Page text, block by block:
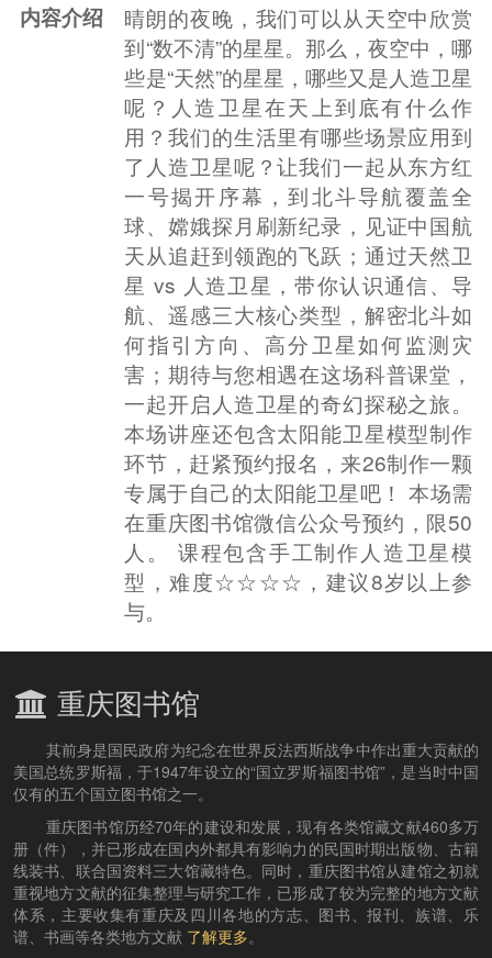
内容介绍
晴朗的夜晚，我们可以从天空中欣赏
到“数不清”的星星。那么，夜空中，哪
些是“天然”的星星，哪些又是人造卫星
呢？人造卫星在天上到底有什么作
用？我们的生活里有哪些场景应用到
了人造卫星呢？让我们一起从东方红
一号揭开序幕，到北斗导航覆盖全
球、嫦娥探月刷新纪录，见证中国航
天从追赶到领跑的飞跃；通过天然卫
星 vs 人造卫星，带你认识通信、导
航、遥感三大核心类型，解密北斗如
何指引方向、高分卫星如何监测灾
害；期待与您相遇在这场科普课堂，
一起开启人造卫星的奇幻探秘之旅。
本场讲座还包含太阳能卫星模型制作
环节，赶紧预约报名，来26制作一颗
专属于自己的太阳能卫星吧！ 本场需
在重庆图书馆微信公众号预约，限50
人。 课程包含手工制作人造卫星模
型，难度☆☆☆☆，建议8岁以上参
与。
重庆图书馆
其前身是国民政府为纪念在世界反法西斯战争中作出重大贡献的
美国总统罗斯福，于1947年设立的“国立罗斯福图书馆”，是当时中国
仅有的五个国立图书馆之一。
重庆图书馆历经70年的建设和发展，现有各类馆藏文献460多万
册（件），并已形成在国内外都具有影响力的民国时期出版物、古籍
线装书、联合国资料三大馆藏特色。同时，重庆图书馆从建馆之初就
重视地方文献的征集整理与研究工作，已形成了较为完整的地方文献
体系，主要收集有重庆及四川各地的方志、图书、报刊、族谱、乐
谱、书画等各类地方文献 了解更多。